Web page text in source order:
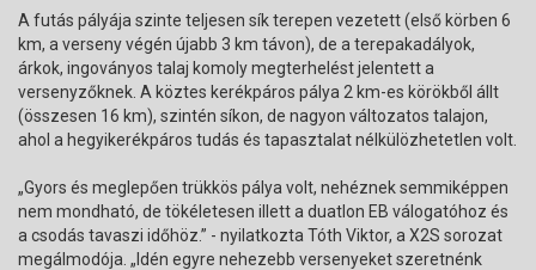
A futás pályája szinte teljesen sík terepen vezetett (első körben 6
km, a verseny végén újabb 3 km távon), de a terepakadályok,
árkok, ingoványos talaj komoly megterhelést jelentett a
versenyzőknek. A köztes kerékpáros pálya 2 km-es körökből állt
(összesen 16 km), szintén síkon, de nagyon változatos talajon,
ahol a hegyikerékpáros tudás és tapasztalat nélkülözhetetlen volt.
„Gyors és meglepően trükkös pálya volt, nehéznek semmiképpen
nem mondható, de tökéletesen illett a duatlon EB válogatóhoz és
a csodás tavaszi időhöz.” - nyilatkozta Tóth Viktor, a X2S sorozat
megálmodója. „Idén egyre nehezebb versenyeket szeretnénk